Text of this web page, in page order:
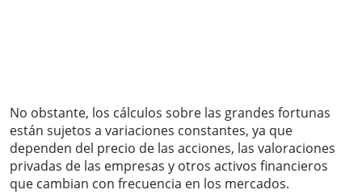
No obstante, los cálculos sobre las grandes fortunas
están sujetos a variaciones constantes, ya que
dependen del precio de las acciones, las valoraciones
privadas de las empresas y otros activos financieros
que cambian con frecuencia en los mercados.